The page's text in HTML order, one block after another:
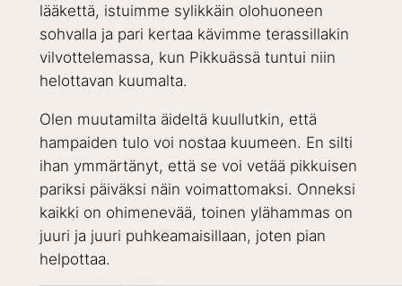
lääkettä, istuimme sylikkäin olohuoneen
sohvalla ja pari kertaa kävimme terassillakin
vilvottelemassa, kun Pikkuässä tuntui niin
helottavan kuumalta.
Olen muutamilta äideltä kuullutkin, että
hampaiden tulo voi nostaa kuumeen. En silti
ihan ymmärtänyt, että se voi vetää pikkuisen
pariksi päiväksi näin voimattomaksi. Onneksi
kaikki on ohimenevää, toinen ylähammas on
juuri ja juuri puhkeamaisillaan, joten pian
helpottaa.